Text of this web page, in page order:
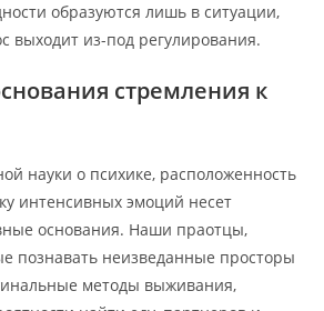
образуются лишь в ситуации,
выходит из-под регулирования.
стремления к
науки о психике, расположенность
интенсивных эмоций несет
основания. Наши праотцы,
познавать неизведанные просторы
методы выживания,